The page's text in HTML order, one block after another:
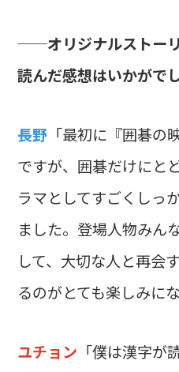
──オリジナルストー
読んだ感想はいかがで
長野 「最初に『囲碁の
ですが、囲碁だけにと
ラマとしてすごくしっ
ました。登場人物みん
して、大切な人と再会
るのがとても楽しみに
ユチョン 「僕は漢字が